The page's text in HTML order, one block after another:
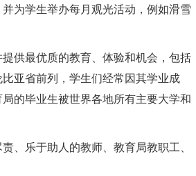
为学生举办每月观光活动，例如滑雪
供最优质的教育、体验和机会，包括
亚省前列，学生们经常因其学业成
的毕业生被世界各地所有主要大学和
、乐于助人的教师、教育局教职工、